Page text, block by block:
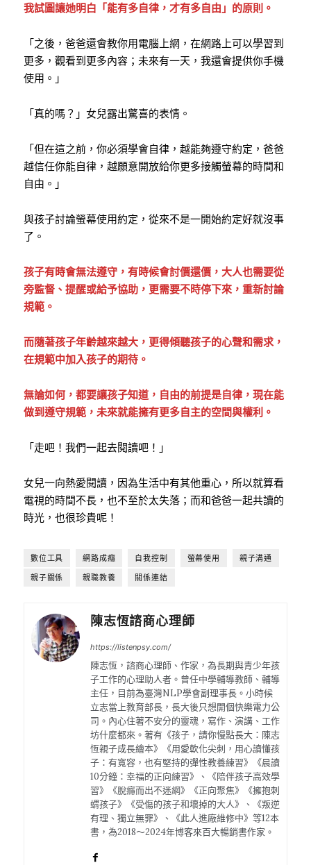
我試圖讓她明白「能有多自律，才有多自由」的原則。
「之後，爸爸還會教你用電腦上網，在網路上可以學習到
更多，觀看到更多內容；未來有一天，我還會提供你手機
使用。」
「真的嗎？」女兒露出驚喜的表情。
「但在這之前，你必須學會自律，越能夠遵守約定，爸爸
越信任你能自律，越願意開放給你更多接觸螢幕的時間和
自由。」
與孩子討論螢幕使用約定，從來不是一開始約定好就沒事
了。
孩子有時會無法遵守，有時候會討價還價，大人也需要從
旁監督、提醒或給予協助，更需要不時停下來，重新討論
規範。
而隨著孩子年齡越來越大，更得傾聽孩子的心聲和需求，
在規範中加入孩子的期待。
無論如何，都要讓孩子知道，自由的前提是自律，現在能
做到遵守規範，未來就能擁有更多自主的空間與權利。
「走吧！我們一起去閱讀吧！」
女兒一向熱愛閱讀，因為生活中有其他重心，所以就算看
電視的時間不長，也不至於太失落；而和爸爸一起共讀的
時光，也很珍貴呢！
數位工具 網路成癮 自我控制 螢幕使用
親子溝通
親子關係
親職教養 關係連結
陳志恆諮商心理師
https://listenpsy.com/
陳志恆，諮商心理師、作家，為長期與青少年孩
子工作的心理助人者。曾任中學輔導教師、輔導
主任，目前為臺灣NLP學會副理事長。小時候
立志當上教育部長，長大後只想開個快樂電力公
司。內心住著不安分的靈魂，寫作、演講、工作
坊什麼都來。著有《孩子，請你慢點長大：陳志
恆親子成長繪本》《用愛軟化尖刺，用心讀懂孩
子：有寬容，也有堅持的彈性教養練習》《晨讀
10分鐘：幸福的正向練習》、《陪伴孩子高效學
習》《脫癮而出不迷網》《正向聚焦》《擁抱刺
蝟孩子》《受傷的孩子和壞掉的大人》、《叛逆
有理、獨立無罪》、《此人進廠維修中》等12本
書，為2018～2024年博客來百大暢銷書作家。